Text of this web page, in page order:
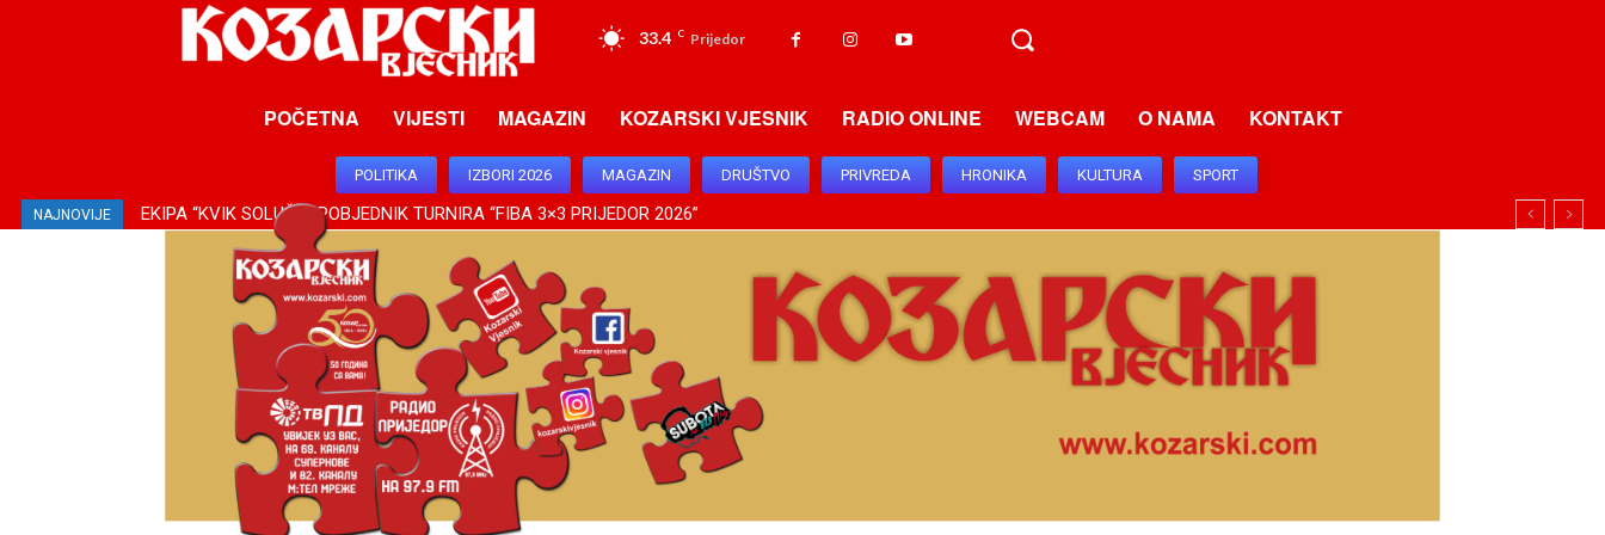
33.4 C Prijedor
POČETNA VIJESTI MAGAZIN KOZARSKI VJESNIK RADIO ONLINE WEBCAM O NAMA KONTAKT
POLITIKA IZBORI 2026 MAGAZIN DRUŠTVO PRIVREDA HRONIKA KULTURA SPORT
NAJNOVIJE EKIPA “KVIK SOLUŠN” POBJEDNIK TURNIRA “FIBA 3×3 PRIJEDOR 2026”